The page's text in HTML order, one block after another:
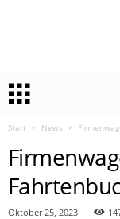
Start News
Oktober 25, 2023